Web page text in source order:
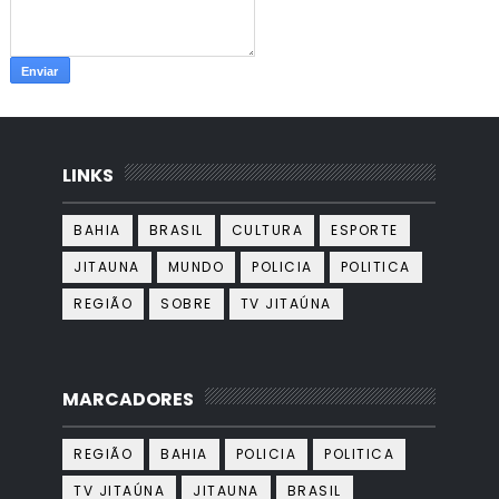
LINKS
BAHIA BRASIL CULTURA
ESPORTE
JITAUNA
MUNDO POLICIA
POLITICA
REGIÃO
SOBRE TV JITAÚNA
MARCADORES
REGIÃO BAHIA POLICIA
POLITICA
TV JITAÚNA
JITAUNA BRASIL